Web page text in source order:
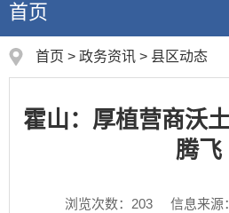
首页
首页 > 政务资讯 > 县区动态
霍山：厚植营商沃
腾飞
浏览次数： 203
信息来源